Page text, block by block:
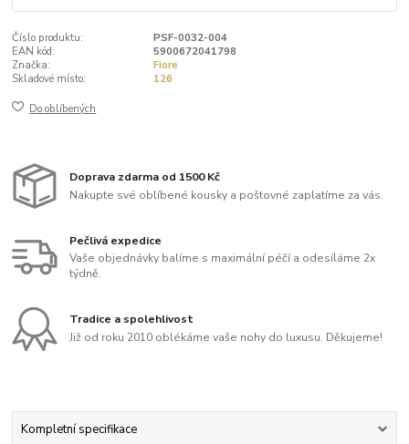
Číslo produktu:
PSF-0032-004
EAN kód:
5900672041798
Značka:
Fiore
Skladové místo:
126
Do oblíbených
Doprava zdarma od 1500 Kč
Nakupte své oblíbené kousky a poštovné zaplatíme za vás.
Pečlivá expedice
Vaše objednávky balíme s maximální péčí a odesíláme 2x
týdně.
Tradice a spolehlivost
Již od roku 2010 oblékáme vaše nohy do luxusu. Děkujeme!
Kompletní specifikace